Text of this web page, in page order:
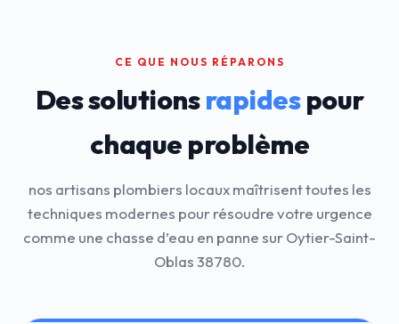
CE QUE NOUS RÉPARONS
Des solutionsrapidespour
chaque problème
nos artisans plombiers locaux maîtrisent toutes les
techniques modernes pour résoudre votre urgence
comme une chasse d’eau en panne sur Oytier-Saint-
Oblas 38780.